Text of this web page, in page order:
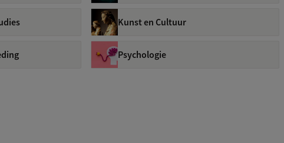
Kunst en Cultuur
Psychologie